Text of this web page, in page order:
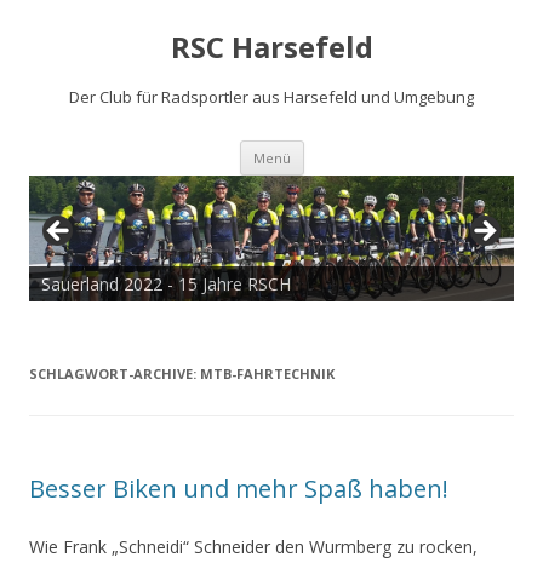
RSC Harsefeld
Der Club für Radsportler aus Harsefeld und Umgebung
Menü Zum
springen
Sauerland 2022 - 15 Jahre RSCH
Tour de Cux 2020
SCHLAGWORT-ARCHIVE: MTB-FAHRTECHNIK
Besser Biken und mehr Spaß haben!
Wie Frank „Schneidi“ Schneider den Wurmberg zu rocken,